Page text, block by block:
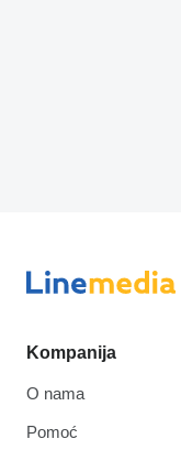
Kompanija
O nama
Pomoć